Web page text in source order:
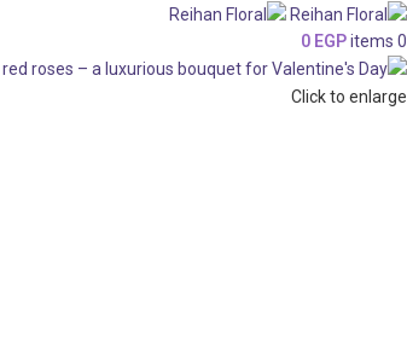
0
items
0 EGP
Click to enlarge